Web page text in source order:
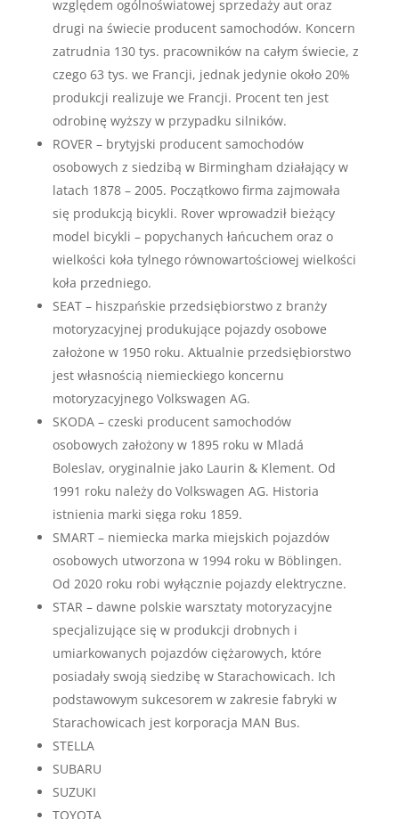
względem ogólnoświatowej sprzedaży aut oraz
drugi na świecie producent samochodów. Koncern
zatrudnia 130 tys. pracowników na całym świecie, z
czego 63 tys. we Francji, jednak jedynie około 20%
produkcji realizuje we Francji. Procent ten jest
odrobinę wyższy w przypadku silników.
ROVER – brytyjski producent samochodów
osobowych z siedzibą w Birmingham działający w
latach 1878 – 2005. Początkowo firma zajmowała
się produkcją bicykli. Rover wprowadził bieżący
model bicykli – popychanych łańcuchem oraz o
wielkości koła tylnego równowartościowej wielkości
koła przedniego.
SEAT – hiszpańskie przedsiębiorstwo z branży
motoryzacyjnej produkujące pojazdy osobowe
założone w 1950 roku. Aktualnie przedsiębiorstwo
jest własnością niemieckiego koncernu
motoryzacyjnego Volkswagen AG.
SKODA – czeski producent samochodów
osobowych założony w 1895 roku w Mladá
Boleslav, oryginalnie jako Laurin & Klement. Od
1991 roku należy do Volkswagen AG. Historia
istnienia marki sięga roku 1859.
SMART – niemiecka marka miejskich pojazdów
osobowych utworzona w 1994 roku w Böblingen.
Od 2020 roku robi wyłącznie pojazdy elektryczne.
STAR – dawne polskie warsztaty motoryzacyjne
specjalizujące się w produkcji drobnych i
umiarkowanych pojazdów ciężarowych, które
posiadały swoją siedzibę w Starachowicach. Ich
podstawowym sukcesorem w zakresie fabryki w
Starachowicach jest korporacja MAN Bus.
STELLA
SUBARU
SUZUKI
TOYOTA